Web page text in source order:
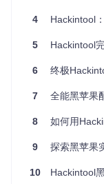
07
ke
00
e
0x191200
0x041200
4 Hackintool：
5 Hackintool
6 终极
7 全能黑苹果配置
8 如何用
9 探索黑苹果
10 Hackintool